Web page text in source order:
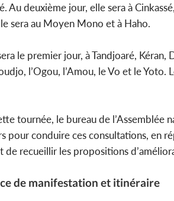
Au deuxième jour, elle sera à
sera au Moyen Mono et à Haho.
le premier jour, à Tandjoaré,
l’Ogou, l’Amou, le Vo et le
tournée, le bureau de l’Assemblée
pour conduire ces consultations, en
recueillir les propositions
de manifestation et itinéraire